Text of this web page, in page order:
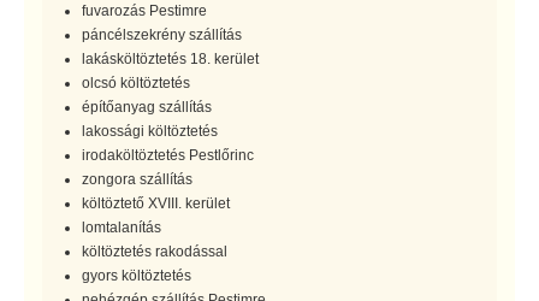
fuvarozás Pestimre
páncélszekrény szállítás
lakásköltöztetés 18. kerület
olcsó költöztetés
építőanyag szállítás
lakossági költöztetés
irodaköltöztetés Pestlőrinc
zongora szállítás
költöztető XVIII. kerület
lomtalanítás
költöztetés rakodással
gyors költöztetés